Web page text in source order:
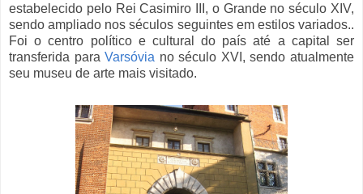
estabelecido pelo Rei Casimiro III, o Grande no século XIV,
sendo ampliado nos séculos seguintes em estilos variados..
Foi o centro político e cultural do país até a capital ser
transferida paraVarsóvia no século XVI, sendo atualmente
seu museu de arte mais visitado.